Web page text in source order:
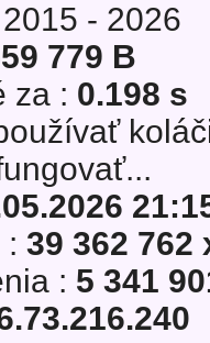
2015 - 2026
779 B
za : 0.198 s
39 362 762
: 5 341